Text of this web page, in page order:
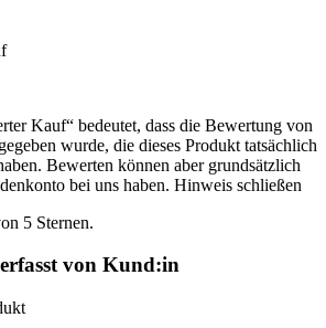
Kauf“ bedeutet, dass die Bewertung von
wurde, die dieses Produkt tatsächlich
Bewerten können aber grundsätzlich
bei uns haben. Hinweis schließen
5 Sternen.
von Kund:in